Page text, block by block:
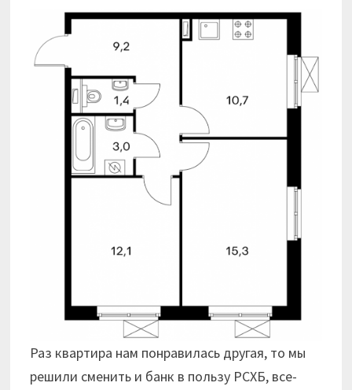
Раз квартира нам понравилась другая, то мы
решили сменить и банк в пользу РСХБ, все-